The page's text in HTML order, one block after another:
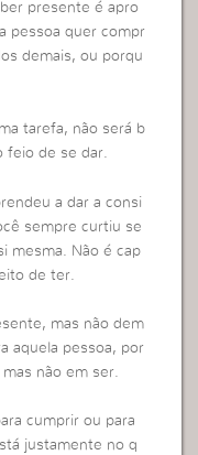
presente é apro
pessoa quer compr
demais, ou porqu
tarefa, não será b
feio de se dar.
a dar a consi
sempre curtiu se
mesma. Não é cap
de ter.
mas não dem
aquela pessoa, por
não em ser.
cumprir ou para
justamente no q